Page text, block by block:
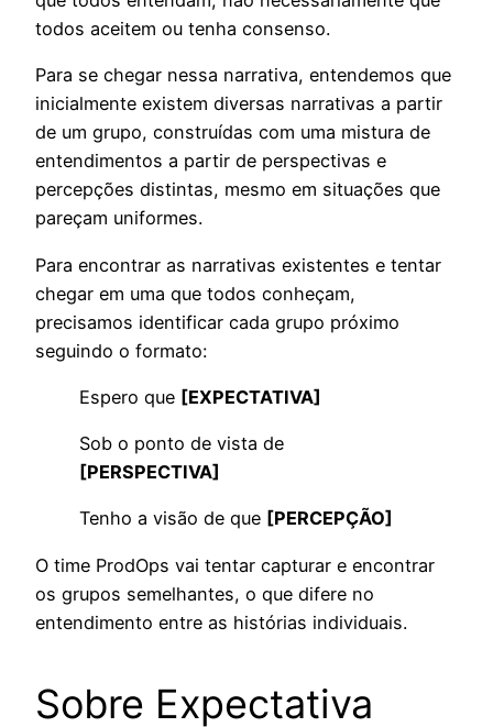
todos aceitem ou tenha consenso.
Para se chegar nessa narrativa, entendemos que
inicialmente existem diversas narrativas a partir
de um grupo, construídas com uma mistura de
entendimentos a partir de perspectivas e
percepções distintas, mesmo em situações que
pareçam uniformes.
Para encontrar as narrativas existentes e tentar
chegar em uma que todos conheçam,
precisamos identificar cada grupo próximo
seguindo o formato:
Espero que [EXPECTATIVA]
Sob o ponto de vista de
[PERSPECTIVA]
Tenho a visão de que [PERCEPÇÃO]
O time ProdOps vai tentar capturar e encontrar
os grupos semelhantes, o que difere no
entendimento entre as histórias individuais.
Sobre Expectativa